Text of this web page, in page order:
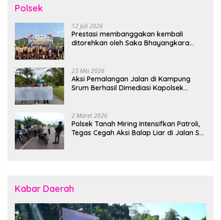
Polsek
12 Juli 2026
Prestasi membanggakan kembali
ditorehkan oleh Saka Bhayangkara
23 Mei 2026
Aksi Pemalangan Jalan di Kampung
Srum Berhasil Dimediasi Kapolsek
2 Maret 2026
Polsek Tanah Miring Intensifkan Patroli,
Tegas Cegah Aksi Balap Liar di Jalan SP
Kabar Daerah